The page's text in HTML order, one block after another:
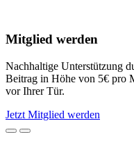
Mitglied werden
Nachhaltige Unterstützung
Beitrag in Höhe von 5€ pro
vor Ihrer Tür.
Jetzt Mitglied werden